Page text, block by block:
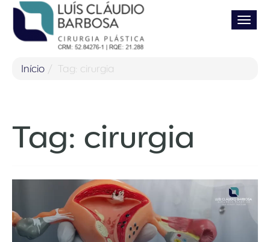
Pular
para
o
Início Tag: cirurgia
Tag: cirurgia